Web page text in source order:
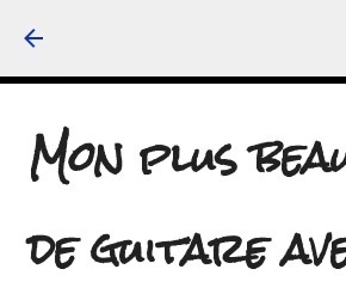
Mon plus
de guitare